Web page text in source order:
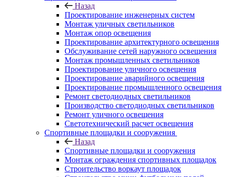
Назад
Проектирование инженерных систем
Монтаж уличных светильников
Монтаж опор освещения
Проектирование архитектурного освещения
Обслуживание сетей наружного освещения
Монтаж промышленных светильников
Проектирование уличного освещения
Проектирование аварийного освещения
Проектирование промышленного освещения
Ремонт светодиодных светильников
Производство светодиодных светильников
Ремонт уличного освещения
Светотехнический расчет освещения
Спортивные площадки и сооружения
Назад
Спортивные площадки и сооружения
Монтаж ограждения спортивных площадок
Строительство воркаут площадок